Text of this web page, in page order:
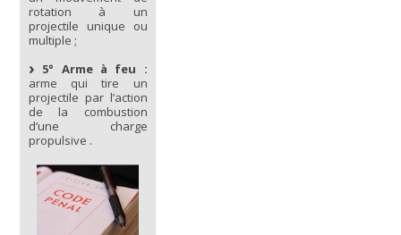
rotation à un
projectile unique ou
multiple ;
5° Arme à feu :
arme qui tire un
projectile par l’action
de la combustion
d’une charge
propulsive .